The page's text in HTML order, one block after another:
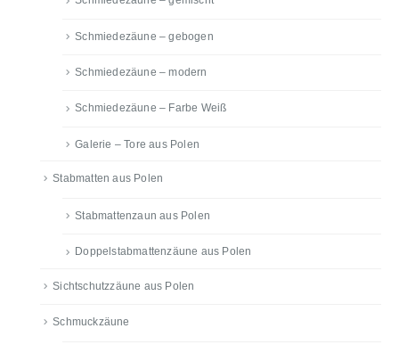
Schmiedezäune – gebogen
Schmiedezäune – modern
Schmiedezäune – Farbe Weiß
Galerie – Tore aus Polen
Stabmatten aus Polen
Stabmattenzaun aus Polen
Doppelstabmattenzäune aus Polen
Sichtschutzzäune aus Polen
Schmuckzäune